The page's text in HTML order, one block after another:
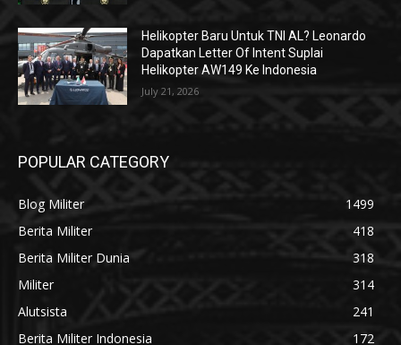
Helikopter Baru Untuk TNI AL? Leonardo
Dapatkan Letter Of Intent Suplai
Helikopter AW149 Ke Indonesia
July 21, 2026
POPULAR CATEGORY
Blog Militer
1499
Berita Militer
418
Berita Militer Dunia
318
Militer
314
Alutsista
241
Berita Militer Indonesia
172